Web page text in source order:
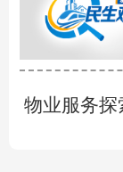
物业服务探